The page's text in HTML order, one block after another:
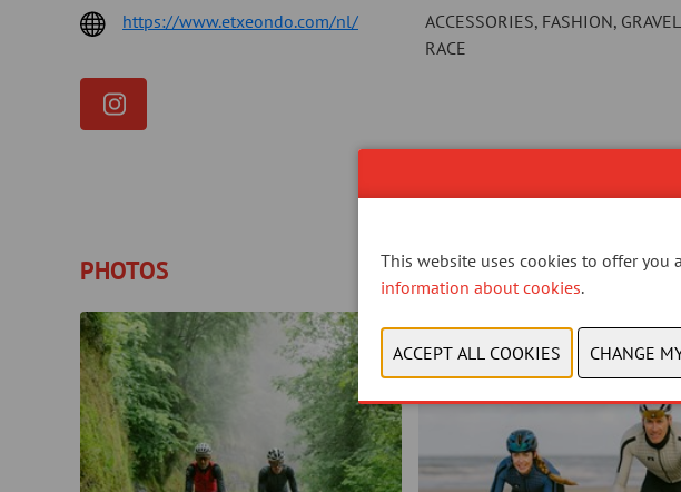
https://www.etxeondo.com/nl/
ACCESSORIES, FASHION,
RACE
PHOTOS This website uses cookies to offer
information about cookies.